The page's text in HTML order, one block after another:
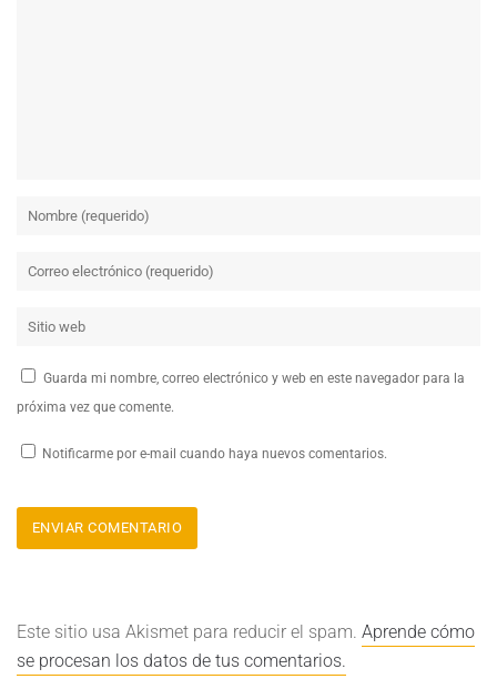
Guarda mi nombre, correo electrónico y web en este navegador para la
próxima vez que comente.
Notificarme por e-mail cuando haya nuevos comentarios.
Este sitio usa Akismet para reducir el spam. Aprende cómo
se procesan los datos de tus comentarios.